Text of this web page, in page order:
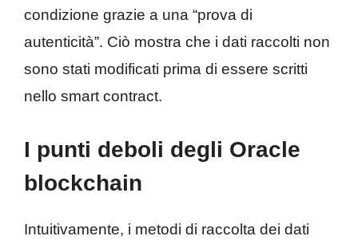
condizione grazie a una “prova di
autenticità”. Ciò mostra che i dati raccolti non
sono stati modificati prima di essere scritti
nello smart contract.
I punti deboli degli Oracle
blockchain
Intuitivamente, i metodi di raccolta dei dati